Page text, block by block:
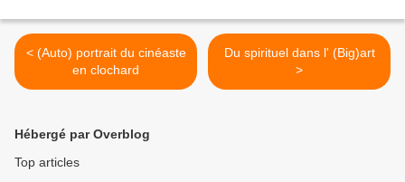
< (Auto) portrait du cinéaste
en clochard
Du spirituel dans l' (Big)art
>
Hébergé par Overblog
Top articles